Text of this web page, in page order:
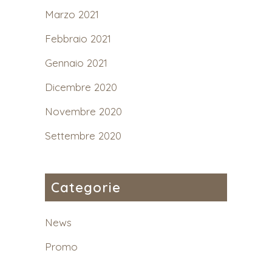
Marzo 2021
Febbraio 2021
Gennaio 2021
Dicembre 2020
Novembre 2020
Settembre 2020
Categorie
News
Promo